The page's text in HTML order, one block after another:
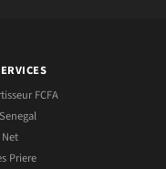
FCFA
Priere